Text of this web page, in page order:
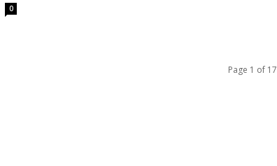
0
Page 1 of 17